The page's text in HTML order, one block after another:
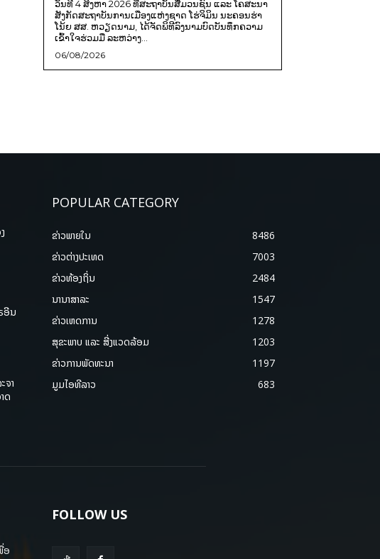
ວັນທີ 4 ສິງຫາ 2026 ທີ່ສະຖາບັນສື່ມວນຊົນ ແລະ ໂຄສະນາ
ສັງກັດສະຖາບັນການເມືອງແຫ່ງຊາດ ໂຮ່ຈິມິນ ນະຄອນຮ່າ
ໂນ້ຍ ສສ. ຫວຽດນາມ, ໄດ້ຈັດພິທີລົງນາມບົດບັນທຶກຄວາມ
ເຂົ້າໃຈຮ່ວມມື ລະຫວ່າງ...
06/08/2026
ອີນ
ຈາ
ດ
POPULAR CATEGORY
ຂ່າວພາຍ​ໃນ
8486
ຂ່າວຕ່າງປະເທດ
7003
ຂ່າວທ້ອງຖິ່ນ
2484
ນານາສາລະ
1547
ຂ່າວເຫດການ
1278
ສຸຂະພາບ ແລະ ສີ່ງແວດລ້ອມ
1203
ຂ່າວການພັດທະນາ
1197
ມູມໄອທີລາວ
683
ອ
FOLLOW US